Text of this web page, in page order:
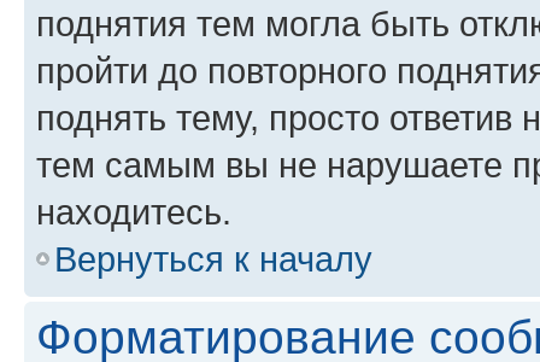
поднятия тем могла быть
пройти до повторного
поднять тему, просто ответив
тем самым вы не нарушаете
находитесь.
Вернуться к началу
Форматирование